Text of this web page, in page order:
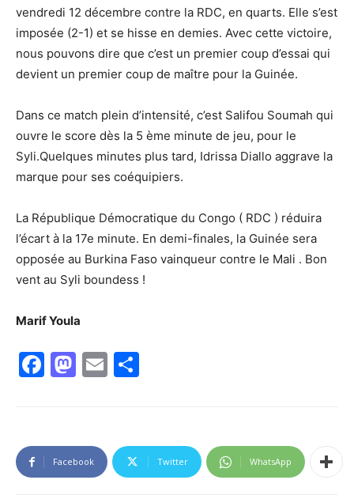
vendredi 12 décembre contre la RDC, en quarts. Elle s’est
imposée (2-1) et se hisse en demies. Avec cette victoire,
nous pouvons dire que c’est un premier coup d’essai qui
devient un premier coup de maître pour la Guinée.
Dans ce match plein d’intensité, c’est Salifou Soumah qui
ouvre le score dès la 5 ème minute de jeu, pour le
Syli.Quelques minutes plus tard, Idrissa Diallo aggrave la
marque pour ses coéquipiers.
La République Démocratique du Congo ( RDC ) réduira
l’écart à la 17e minute. En demi-finales, la Guinée sera
opposée au Burkina Faso vainqueur contre le Mali . Bon
vent au Syli boundess !
Marif Youla
Facebook
Mastodon
Email
Facebook Twitter WhatsApp